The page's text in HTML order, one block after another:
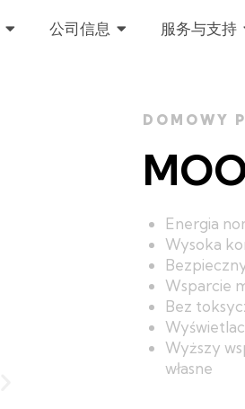
OPEN 产品中心
公司信息 OPEN 公司信息
服务与支持
DOMOWY
Energia
Wysoka
Wsparcie
Bez
Wyższy
własne